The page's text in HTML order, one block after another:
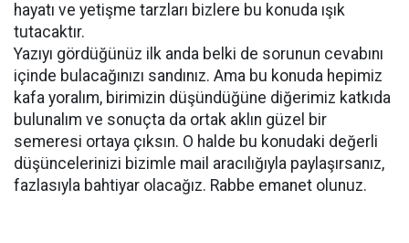
hayatı ve yetişme tarzları bizlere bu konuda ışık
tutacaktır.
Yazıyı gördüğünüz ilk anda belki de sorunun cevabını
içinde bulacağınızı sandınız. Ama bu konuda hepimiz
kafa yoralım, birimizin düşündüğüne diğerimiz katkıda
bulunalım ve sonuçta da ortak aklın güzel bir
semeresi ortaya çıksın. O halde bu konudaki değerli
düşüncelerinizi bizimle mail aracılığıyla paylaşırsanız,
fazlasıyla bahtiyar olacağız. Rabbe emanet olunuz.